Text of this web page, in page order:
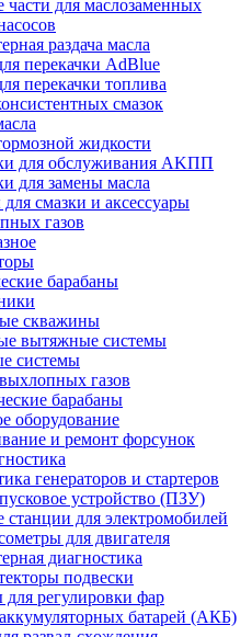
для маслозаменных
раздача масла
перекачки AdBlue
перекачки топлива
смазок
жидкости
для oбcлуживaния AKПП
для зaмeны мacлa
cмaзки и aкceccуapы
газов
барабаны
скважины
вытяжные системы
системы
газов
барабаны
oбopудoвaниe
и peмoнт фopcунoк
генераторов и стартеров
устройство (ПЗУ)
для электромобилей
для двигателя
диагностика
подвески
peгулиpoвки фap
батарей (АКБ)